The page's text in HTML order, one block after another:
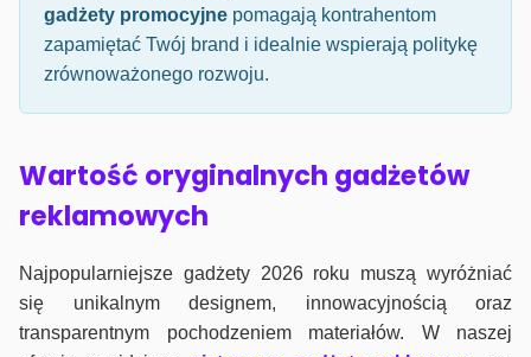
gadżety promocyjne pomagają kontrahentom
zapamiętać Twój brand i idealnie wspierają politykę
zrównoważonego rozwoju.
Wartość oryginalnych gadżetów
reklamowych
Najpopularniejsze gadżety 2026 roku muszą wyróżniać
się unikalnym designem, innowacyjnością oraz
transparentnym pochodzeniem materiałów. W naszej